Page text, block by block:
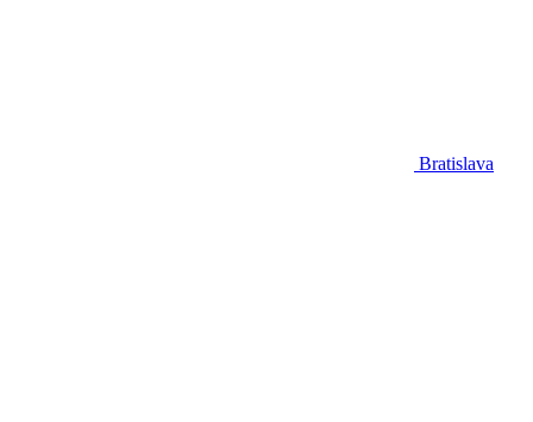
Bratislava